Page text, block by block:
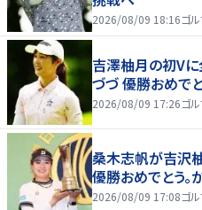
2026/08/09 18:16ゴ
吉澤柚月の初Vに
づづ 優勝おめでと
2026/08/09 17:26ゴ
桑木志帆が吉沢
優勝おめでとう。
2026/08/09 17:08ゴ